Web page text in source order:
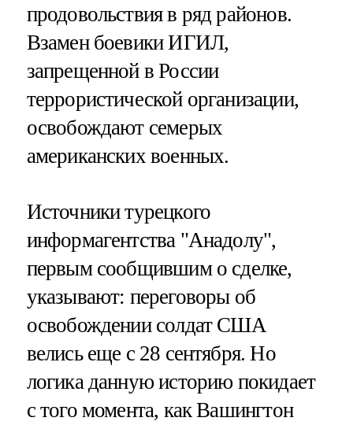
продовольствия в ряд районов.
Взамен боевики ИГИЛ,
запрещенной в России
террористической организации,
освобождают семерых
американских военных.
Источники турецкого
информагентства "Анадолу",
первым сообщившим о сделке,
указывают: переговоры об
освобождении солдат США
велись еще с 28 сентября. Но
логика данную историю покидает
с того момента, как Вашингтон